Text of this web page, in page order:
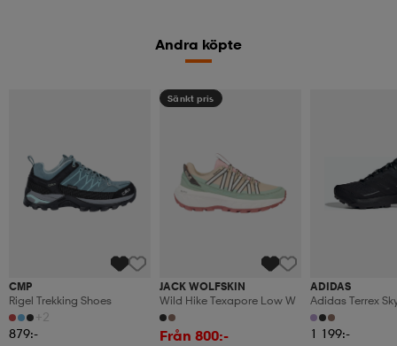
Andra köpte
CMP
Rigel Trekking Shoes
+2
879:-
Sänkt pris
JACK WOLFSKIN
Wild Hike Texapore Low W
Från 800:-
ADIDAS
Adidas Terrex
Ax5
1 199:-